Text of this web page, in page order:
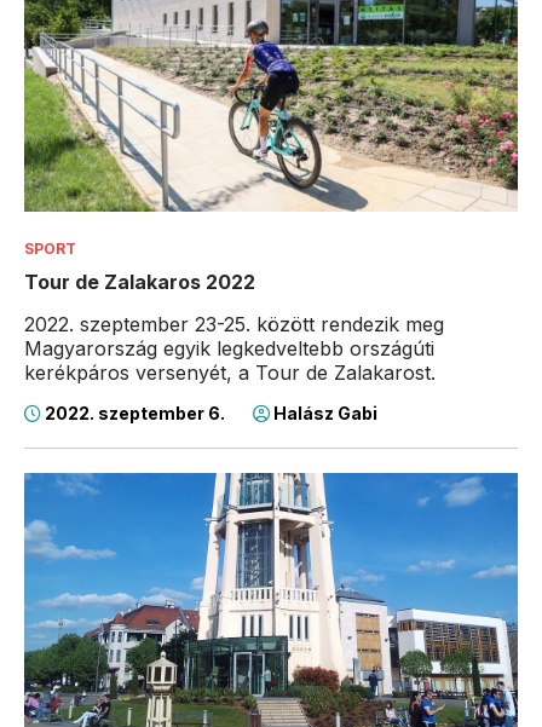
SPORT
Tour de Zalakaros 2022
2022. szeptember 23-25. között rendezik meg
Magyarország egyik legkedveltebb országúti
kerékpáros versenyét, a Tour de Zalakarost.
2022. szeptember 6. Halász Gabi